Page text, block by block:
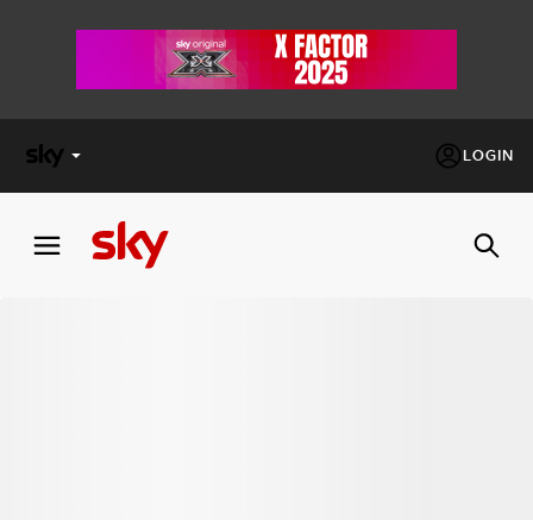
LOGIN
FACTOR